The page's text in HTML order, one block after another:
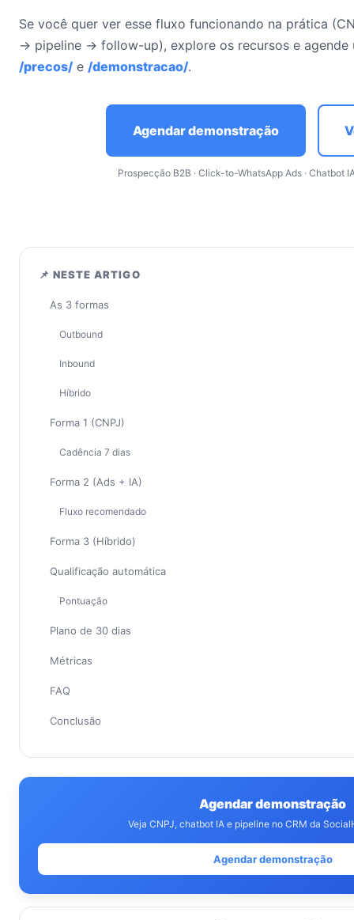
Se você quer ver esse fluxo funcionando na prática
→ pipeline → follow-up), explore os recursos e agende
/precos/ e /demonstracao/.
Agendar demonstração
Prospecção B2B · Click-to-WhatsApp Ads · Chatbot
📌 NESTE ARTIGO
As 3 formas
Outbound
Inbound
Híbrido
Forma 1 (CNPJ)
Cadência 7 dias
Forma 2 (Ads + IA)
Fluxo recomendado
Forma 3 (Híbrido)
Qualificação automática
Pontuação
Plano de 30 dias
Métricas
FAQ
Conclusão
Agendar demonstração
Veja CNPJ, chatbot IA e pipeline no CRM da
Agendar demonstração